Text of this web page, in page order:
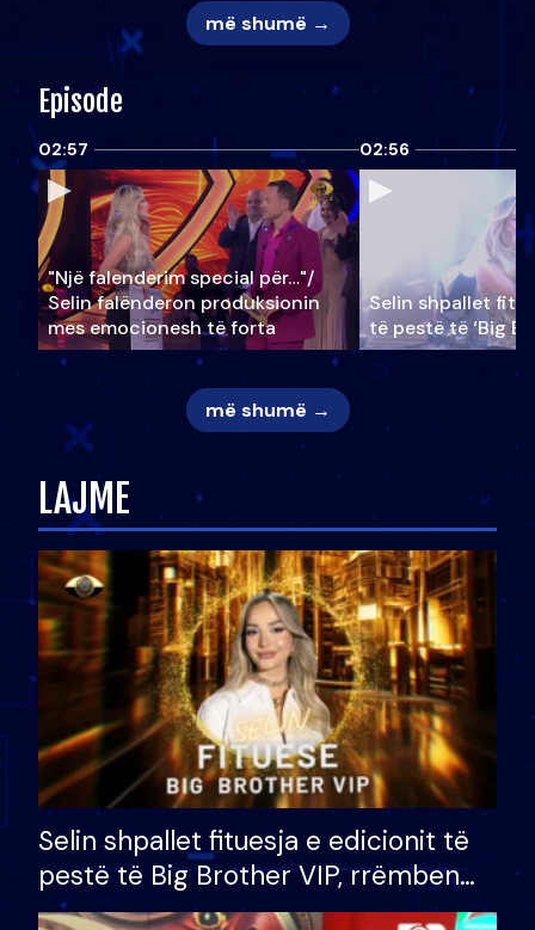
më shumë →
Episode
02:57
"Një falenderim special për…"/
Selin falënderon produksionin
mes emocionesh të forta
02:56
Selin shpallet
të pestë të ‘Big
më shumë →
LAJME
Selin shpallet fituesja e edicionit të
pestë të Big Brother VIP, rrëmben
çmimin e madh prej 100 mijë eurosh